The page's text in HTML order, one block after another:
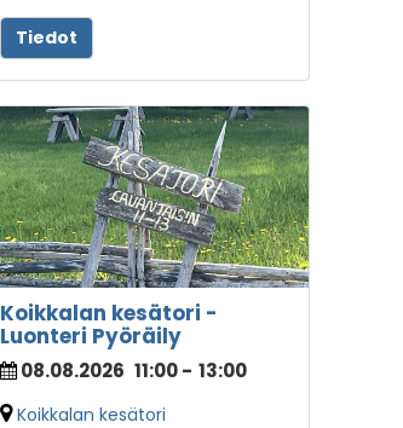
Tiedot
Koikkalan kesätori -
Luonteri Pyöräily
08.08.2026 11:00- 13:00
Koikkalan kesätori